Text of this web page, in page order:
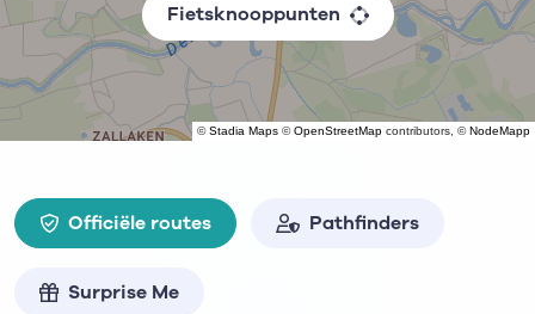
©Stadia Maps ©OpenStreetMap contributors, ©NodeMapp
Fietsknooppunten
Officiële routes Pathfinders
Surprise Me